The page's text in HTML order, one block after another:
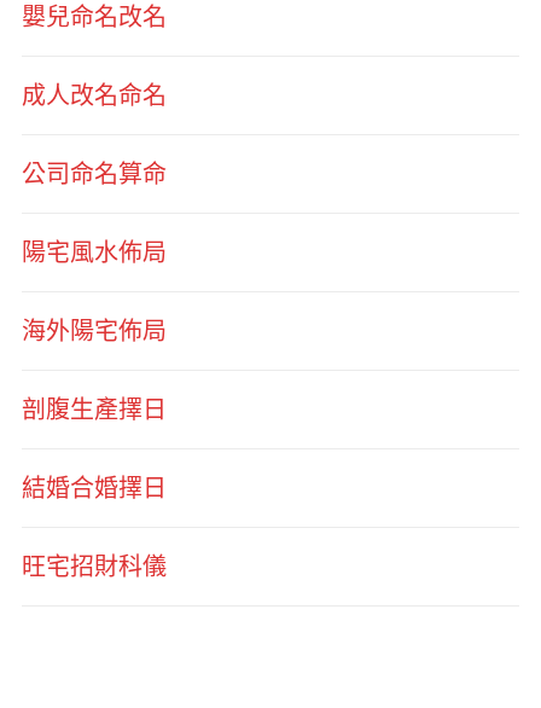
嬰兒命名改名
成人改名命名
公司命名算命
陽宅風水佈局
海外陽宅佈局
剖腹生產擇日
結婚合婚擇日
旺宅招財科儀